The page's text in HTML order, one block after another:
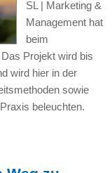
SL | Marketing &
Management hat
beim
Projekt wird bis
wird hier in der
sowie
beleuchten.